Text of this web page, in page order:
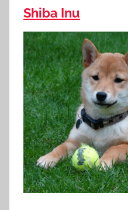
Shiba Inu